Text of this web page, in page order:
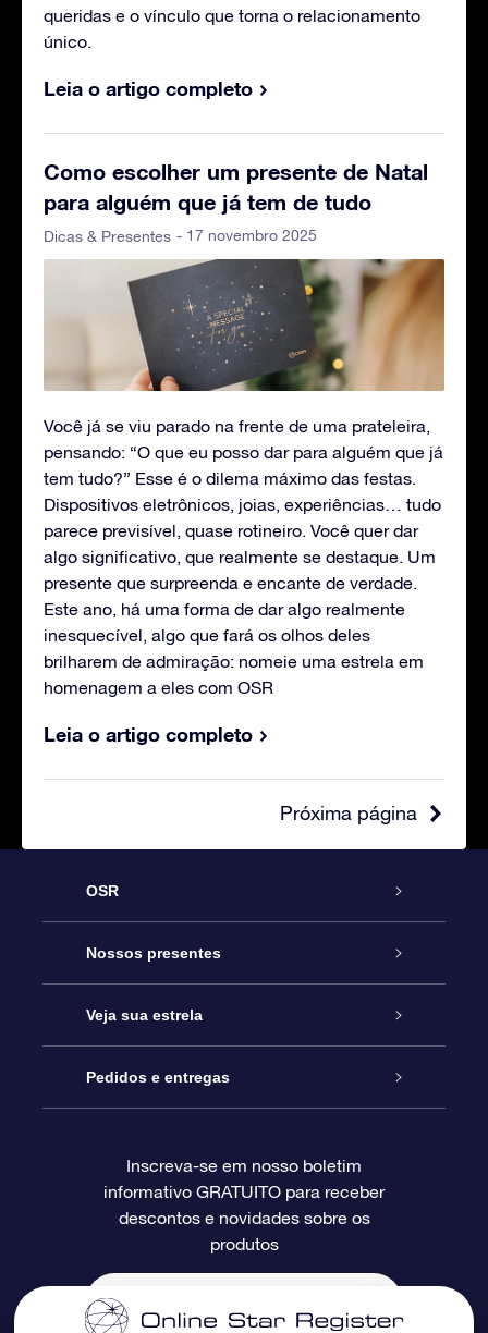
queridas e o vínculo que torna o relacionamento
único.
Leia o artigo completo
Como escolher um presente de Natal
para alguém que já tem de tudo
Dicas & Presentes - 17 novembro 2025
Você já se viu parado na frente de uma prateleira,
pensando: “O que eu posso dar para alguém que já
tem tudo?” Esse é o dilema máximo das festas.
Dispositivos eletrônicos, joias, experiências… tudo
parece previsível, quase rotineiro. Você quer dar
algo significativo, que realmente se destaque. Um
presente que surpreenda e encante de verdade.
Este ano, há uma forma de dar algo realmente
inesquecível, algo que fará os olhos deles
brilharem de admiração: nomeie uma estrela em
homenagem a eles com OSR
Leia o artigo completo
Próxima página
OSR
Serviço
Entre em contato conosco
Blog
Avaliações
Nossos presentes
Presente estrelar on-line
Pacote de presente da OSR
O cartão de presente da OSR
Presentes corporativos
Veja sua estrela
Star Register
Página estelar personalizada
Um Milhão de Estrelas
OSR Starsaver
Pedidos e entregas
Informações de pagamento
Política de devolução
Inscreva-se em nosso boletim
informativo GRATUITO para receber
descontos e novidades sobre os
produtos